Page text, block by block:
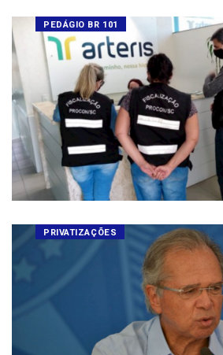
PEDÁGIO BR 101
PRIVATIZAÇÕES